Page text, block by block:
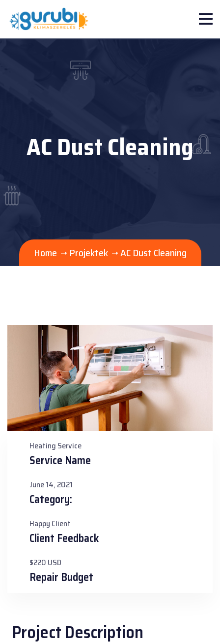
AC Dust Cleaning
Home Projektek AC Dust Cleaning
Heating Service
Service Name
June 14, 2021
Category:
Happy Client
Client Feedback
$220 USD
Repair Budget
Project Description